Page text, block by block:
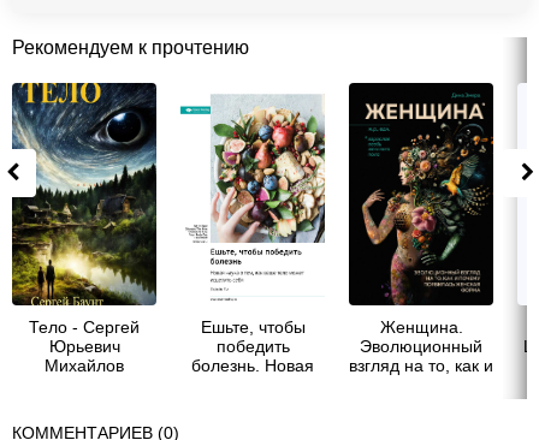
Рекомендуем к прочтению
Тело - Сергей
Юрьевич
Михайлов
Ешьте, чтобы
победить
болезнь. Новая
Женщина.
Эволюционный
взгляд на то, как и
КОММЕНТАРИЕВ (0)